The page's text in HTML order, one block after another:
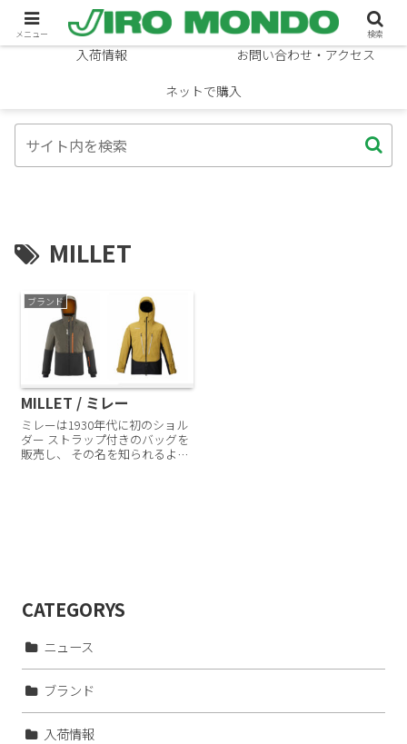
ブランド
ニュース
入荷情報
お問い合わせ・アクセス
ネットで購入
MILLET
ブランド
MILLET / ミレー
ミレーは1930年代に初のショル
ダー ストラップ付きのバッグを
販売し、 その名を知られるよう
CATEGORYS
ニュース
ブランド
入荷情報
メニュー 検索